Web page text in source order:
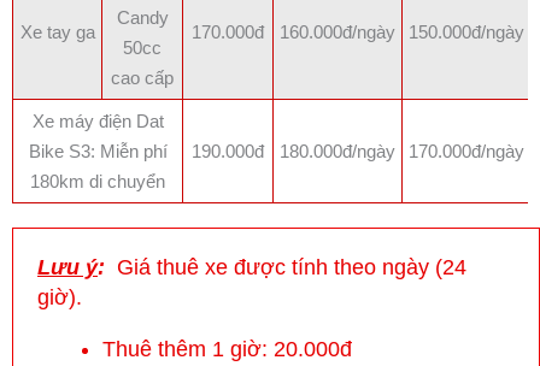
Xe tay ga
Candy
50cc
cao cấp
170.000đ 160.000đ/ngày 150.000đ/ngày
Xe máy điện Dat
Bike S3: Miễn phí
180km di chuyển
190.000đ 180.000đ/ngày 170.000đ/ngày
Lưu ý: Giá thuê xe được tính theo ngày (24
giờ).
Thuê thêm 1 giờ: 20.000đ